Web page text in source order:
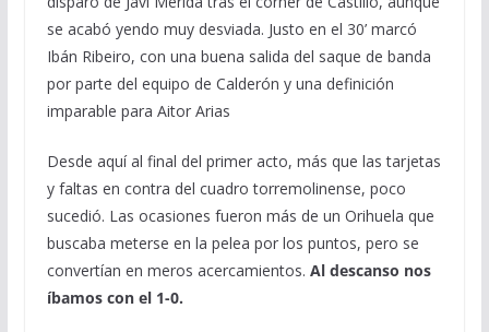
se acabó yendo muy desviada. Justo en el 30’ marcó
Ibán Ribeiro, con una buena salida del saque de banda
por parte del equipo de Calderón y una definición
imparable para Aitor Arias
Desde aquí al final del primer acto, más que las tarjetas
y faltas en contra del cuadro torremolinense, poco
sucedió. Las ocasiones fueron más de un Orihuela que
buscaba meterse en la pelea por los puntos, pero se
convertían en meros acercamientos. Al descanso nos
íbamos con el 1-0.